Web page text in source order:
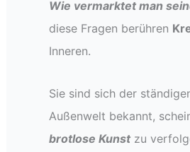
Wie vermarktet man
diese Fragen berühren
Inneren.
Sie sind sich der
Außenwelt bekannt,
brotlose Kunst zu